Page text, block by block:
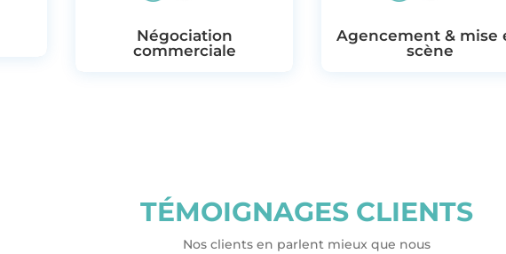
Négociation
commerciale
Agencement & mise
scène
TÉMOIGNAGES CLIENTS
Nos clients en parlent mieux que nous